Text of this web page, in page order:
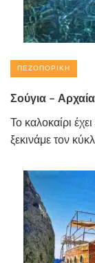
ΠΕΖΟΠΟΡΙΚΉ
Σούγια –
Το καλοκαίρι
ξεκινάμε τον